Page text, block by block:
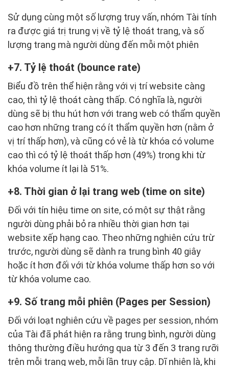
Sử dụng cùng một số lượng truy vấn, nhóm Tài tính
ra được giá trị trung vị về tỷ lệ thoát trang, và số
lượng trang mà người dùng đến mỗi một phiên
7. Tỷ lệ thoát (bounce rate)
Biểu đồ trên thể hiện rằng với vị trí website càng
cao, thì tỷ lệ thoát càng thấp. Có nghĩa là, người
dùng sẽ bị thu hút hơn với trang web có thẩm quyền
cao hơn những trang có ít thẩm quyền hơn (nằm ở
vị trí thấp hơn), và cũng có vẻ là từ khóa có volume
cao thì có tỷ lệ thoát thấp hơn (49%) trong khi từ
khóa volume ít lại là 51%.
8. Thời gian ở lại trang web (time on site)
Đối với tín hiệu time on site, có một sự thật rằng
người dùng phải bỏ ra nhiều thời gian hơn tại
website xếp hạng cao. Theo những nghiên cứu trừ
trước, người dùng sẽ dành ra trung bình 40 giây
hoặc ít hơn đối với từ khóa volume thấp hơn so với
từ khóa volume cao.
9. Số trang mỗi phiên (Pages per Session)
Đối với loạt nghiên cứu về pages per session, nhóm
của Tài đã phát hiện ra rằng trung bình, người dùng
thông thường điều hướng qua từ 3 đến 3 trang rưỡi
trên mỗi trang web, mỗi lần truy cập. Dĩ nhiên là, khi